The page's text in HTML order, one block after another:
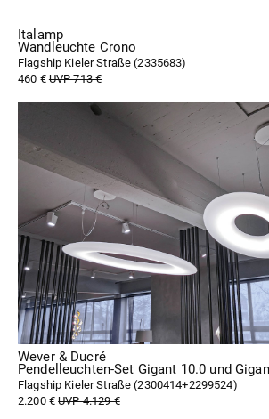
Italamp
Wandleuchte Crono
Flagship Kieler Straße (2335683)
460 €UVP 713 €
Wever & Ducré
Pendelleuchten-Set Gigant 10.0 und
Flagship Kieler Straße (2300414+2299524)
2.200 €UVP 4.129 €